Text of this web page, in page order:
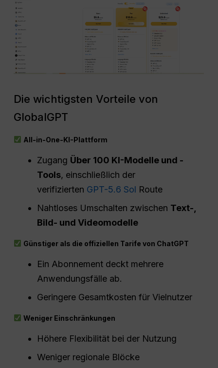
Die wichtigsten Vorteile von
GlobalGPT
All-in-One-KI-Plattform
Zugang Über 100 KI-Modelle und -
Tools, einschließlich der
verifizierten GPT-5.6 Sol Route
Nahtloses Umschalten zwischen Text-,
Bild- und Videomodelle
Günstiger als die offiziellen Tarife von ChatGPT
Ein Abonnement deckt mehrere
Anwendungsfälle ab.
Geringere Gesamtkosten für Vielnutzer
Weniger Einschränkungen
Höhere Flexibilität bei der Nutzung
Weniger regionale Blöcke